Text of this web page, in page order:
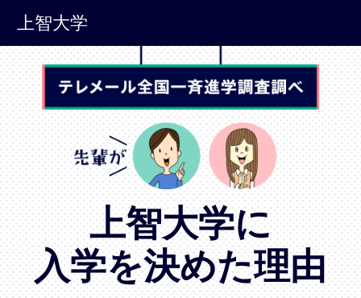
上智大学
上智大学に
入学を決めた理由